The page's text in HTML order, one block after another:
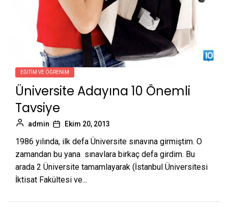
EĞITIM VE ÖĞRENIM
Üniversite Adayına 10 Önemli
Tavsiye
admin Ekim 20, 2013
1986 yılında, ilk defa Üniversite sınavına girmiştim. O
zamandan bu yana sınavlara birkaç defa girdim. Bu
arada 2 Üniversite tamamlayarak (İstanbul Üniversitesi
İktisat Fakültesi ve...